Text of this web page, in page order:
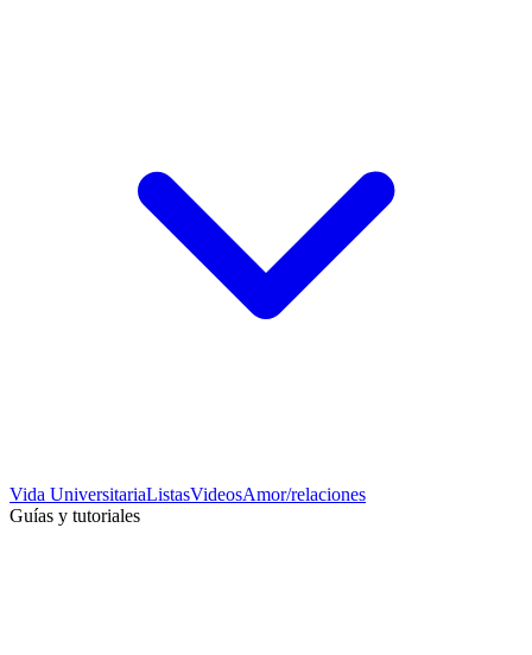
Vida UniversitariaListasVideosAmor/relaciones
Guías y tutoriales